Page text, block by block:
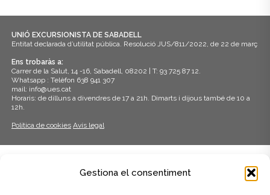
Gestiona el consentiment
UNIÓ EXCURSIONISTA DE SABADELL
Entitat declarada d’utilitat pública. Resolució JUS/811/2022, de 22 de març
Ens trobaràs a:
Carrer de la Salut, 14 -16, Sabadell, 08202 | T: 93 725 87 12.
Whatsapp : Telèfon 638 941 307
mail: info@ues.cat
Horaris: de dilluns a divendres de 17 a 21h. Dimarts i dijous també de 10 a
12h.
Política de cookies Avís legal